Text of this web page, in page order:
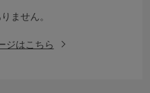
ません。
ジはこちら